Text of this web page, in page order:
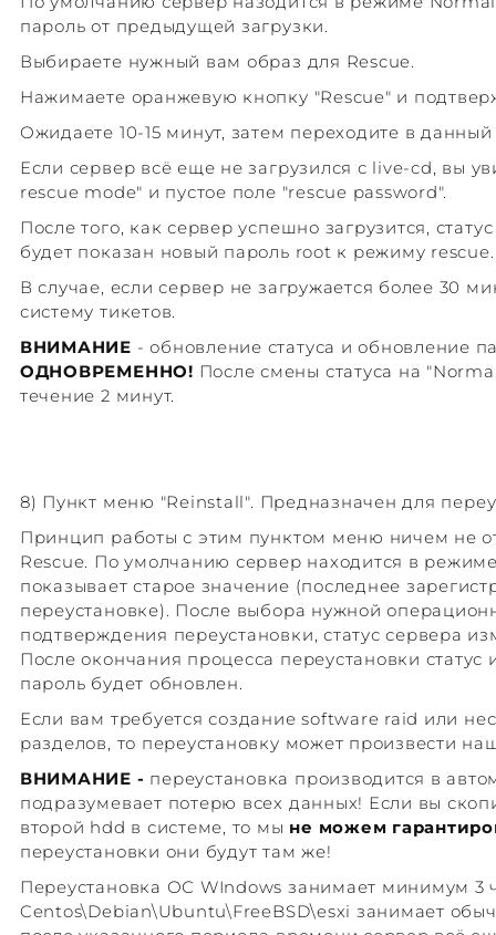
пароль от предыдущей загрузки.
Выбираете нужный вам образ для Rescue.
Нажимаете оранжевую кнопку "Rescue" и
Ожидаете 10-15 минут, затем переходите в
Если сервер всё еще не загрузился с live-cd, вы
rescue mode" и пустое поле "rescue password".
После того, как сервер успешно загрузится,
будет показан новый пароль root к режиму rescue.
В случае, если сервер не загружается более 30
систему тикетов.
ВНИМАНИЕ - обновление статуса и обновление
ОДНОВРЕМЕННО! После смены статуса на
течение 2 минут.
8) Пункт меню "Reinstall". Предназначен для
Принцип работы с этим пунктом меню ничем не
Rescue. По умолчанию сервер находится в
показывает старое значение (последнее
переустановке). После выбора нужной
подтверждения переустановки, статус сервера
После окончания процесса переустановки
пароль будет обновлен.
Если вам требуется создание software raid или
разделов, то переустановку может произвести
ВНИМАНИЕ - переустановка производится в
подразумевает потерю всех данных! Если вы
второй hdd в системе, то мы не можем
переустановки они будут там же!
Переустановка ОС WIndows занимает минимум 3
Centos\Debian\Ubuntu\FreeBSD\esxi занимает